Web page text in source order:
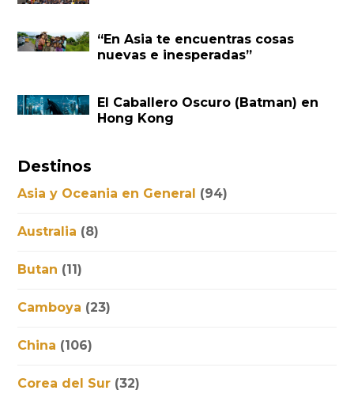
“En Asia te encuentras cosas
nuevas e inesperadas”
El Caballero Oscuro (Batman) en
Hong Kong
Destinos
Asia y Oceania en General (94)
Australia (8)
Butan (11)
Camboya (23)
China (106)
Corea del Sur (32)